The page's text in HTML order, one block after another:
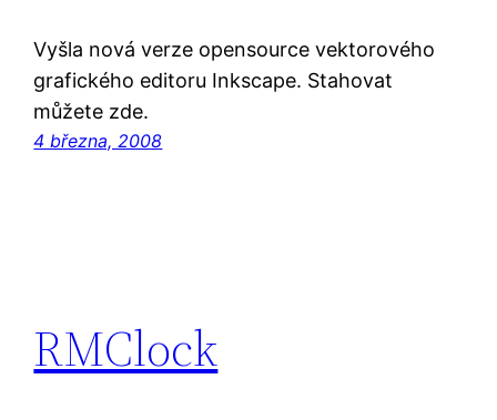
Vyšla nová verze opensource vektorového
grafického editoru Inkscape. Stahovat
můžete zde.
4 března, 2008
RMClock